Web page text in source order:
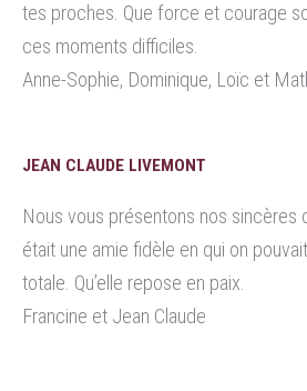
tes proches. Que force et courage
ces moments difficiles.
Anne-Sophie, Dominique, Loïc et
JEAN CLAUDE LIVEMONT
Nous vous présentons nos sincères
était une amie fidèle en qui on
totale. Qu’elle repose en paix.
Francine et Jean Claude